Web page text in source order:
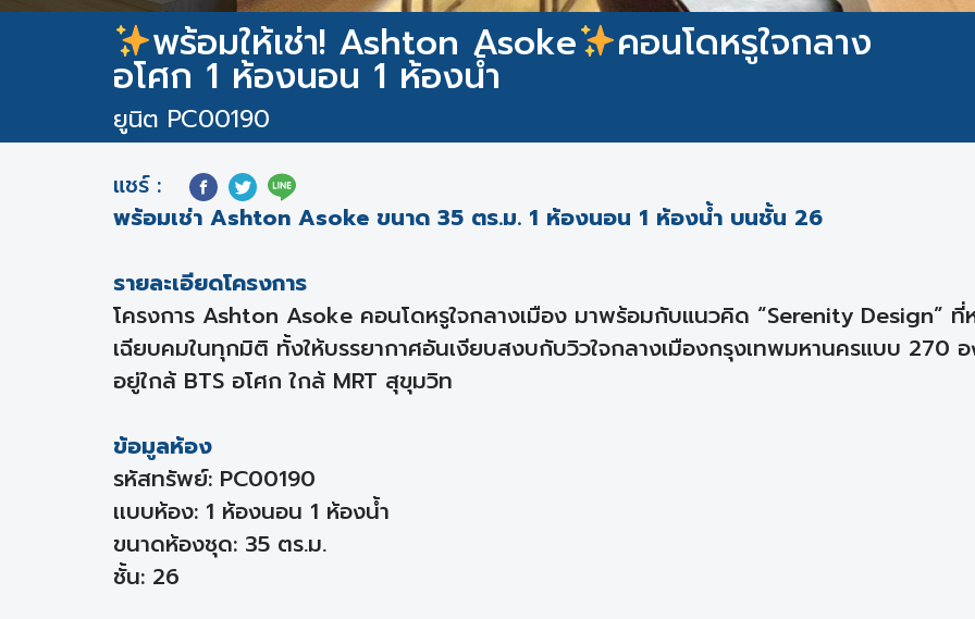
พร้อมให้เช่า! Ashton Asoke คอนโดหรูใจกลาง
อโศก 1 ห้องนอน 1 ห้องน้ำ
ยูนิต PC00190
แชร์ :
พร้อมเช่า Ashton Asoke ขนาด 35 ตร.ม. 1 ห้องนอน 1 ห้องน้ำ บนชั้น 26
รายละเอียดโครงการ
โครงการ Ashton Asoke คอนโดหรูใจกลางเมือง มาพร้อมกับแนวคิด “Serenity Design” ที่
เฉียบคมในทุกมิติ ทั้งให้บรรยากาศอันเงียบสงบกับวิวใจกลางเมืองกรุงเทพมหานครแบบ 270 อ
อยู่ใกล้ BTS อโศก ใกล้ MRT สุขุมวิท
ข้อมูลห้อง
รหัสทรัพย์: PC00190
เเบบห้อง: 1 ห้องนอน 1 ห้องน้ำ
ขนาดห้องชุด: 35 ตร.ม.
ชั้น: 26